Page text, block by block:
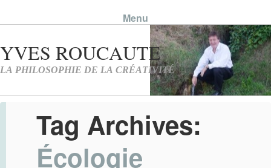
Menu
Skip to content
Tag Archives:
Écologie